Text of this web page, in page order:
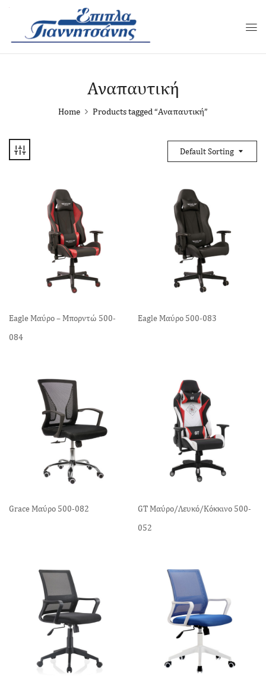
Αναπαυτική
Home Products tagged “Αναπαυτική”
Default Sorting
Eagle Μαύρο – Μπορντώ 500-
084
Eagle Μαύρο 500-083
Grace Μαύρο 500-082
GT Μαύρο/Λευκό/Κόκκινο 500-
052